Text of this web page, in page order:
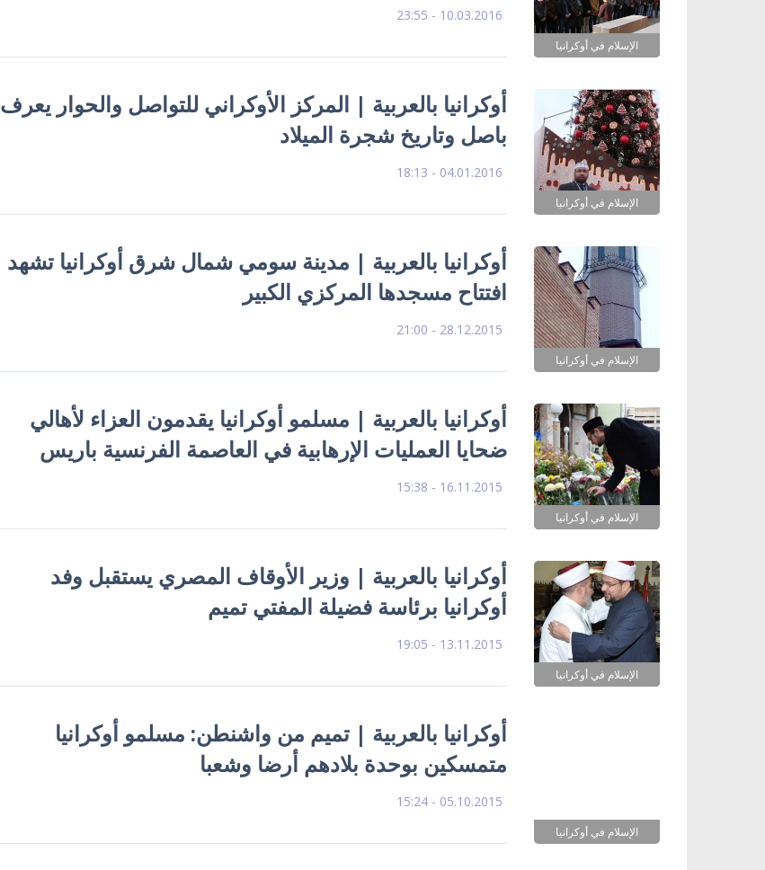
الإسلام في أوكرانيا
10.03.2016 - 23:55
الإسلام في أوكرانيا
أوكرانيا بالعربية | المركز الأوكراني للتواصل والحوار يعرف
باصل وتاريخ شجرة الميلاد
04.01.2016 - 18:13
الإسلام في أوكرانيا
أوكرانيا بالعربية | مدينة سومي شمال شرق أوكرانيا تشهد
افتتاح مسجدها المركزي الكبير
28.12.2015 - 21:00
الإسلام في أوكرانيا
أوكرانيا بالعربية | مسلمو أوكرانيا يقدمون العزاء لأهالي
ضحايا العمليات الإرهابية في العاصمة الفرنسية باريس
16.11.2015 - 15:38
الإسلام في أوكرانيا
أوكرانيا بالعربية | وزير الأوقاف المصري يستقبل وفد
أوكرانيا برئاسة فضيلة المفتي تميم
13.11.2015 - 19:05
الإسلام في أوكرانيا
أوكرانيا بالعربية | تميم من واشنطن: مسلمو أوكرانيا
متمسكين بوحدة بلادهم أرضا وشعبا
05.10.2015 - 15:24